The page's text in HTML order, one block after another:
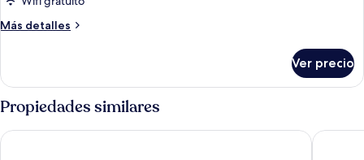
Más detalles
Más
Ver precio
Propiedades similares
HF Fénix Lisboa HF